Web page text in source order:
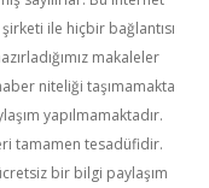
ile hiçbir bağlantısı
makaleler
niteliği taşımamakta
yapılmamaktadır.
tamamen tesadüfidir.
bir bilgi paylaşım